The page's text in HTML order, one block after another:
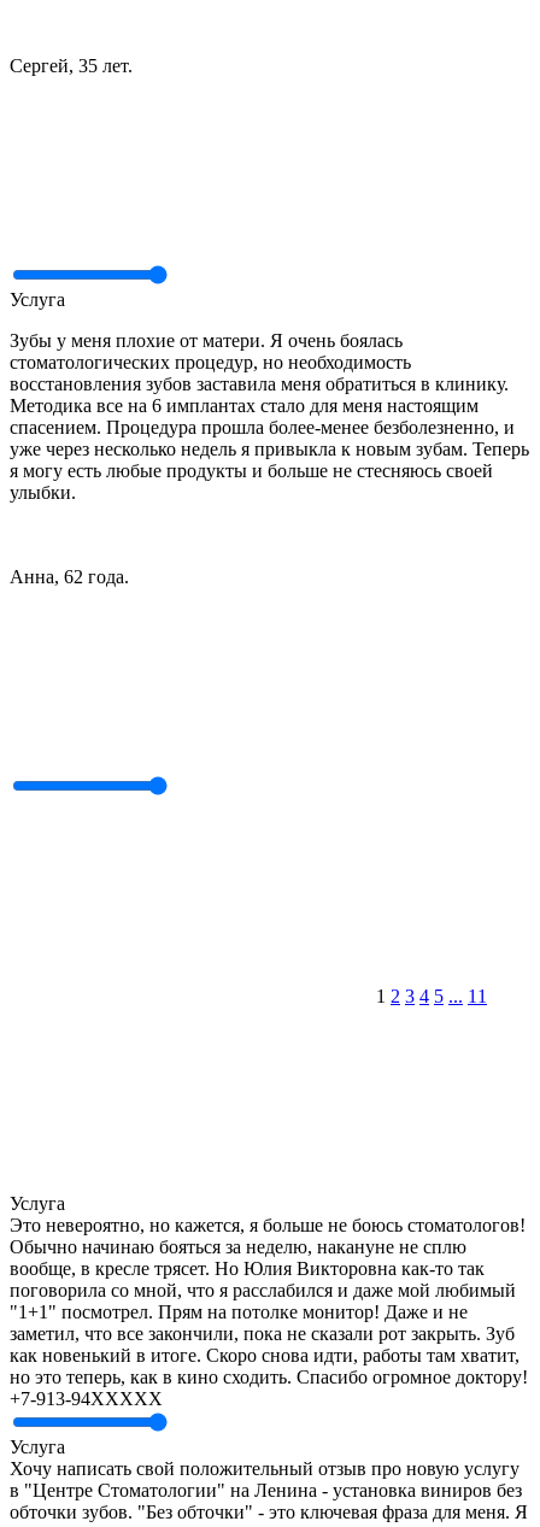
Сергей, 35 лет.
Услуга
Зубы у меня плохие от матери. Я очень боялась
стоматологических процедур, но необходимость
восстановления зубов заставила меня обратиться в клинику.
Методика все на 6 имплантах стало для меня настоящим
спасением. Процедура прошла более-менее безболезненно, и
уже через несколько недель я привыкла к новым зубам. Теперь
я могу есть любые продукты и больше не стесняюсь своей
улыбки.
Анна, 62 года.
1 2 3 4 5 ... 11
Услуга
Это невероятно, но кажется, я больше не боюсь стоматологов!
Обычно начинаю бояться за неделю, накануне не сплю
вообще, в кресле трясет. Но Юлия Викторовна как-то так
поговорила со мной, что я расслабился и даже мой любимый
"1+1" посмотрел. Прям на потолке монитор! Даже и не
заметил, что все закончили, пока не сказали рот закрыть. Зуб
как новенький в итоге. Скоро снова идти, работы там хватит,
но это теперь, как в кино сходить. Спасибо огромное доктору!
+7-913-94XXXXX
Услуга
Хочу написать свой положительный отзыв про новую услугу
в "Центре Стоматологии" на Ленина - установка виниров без
обточки зубов. "Без обточки" - это ключевая фраза для меня. Я